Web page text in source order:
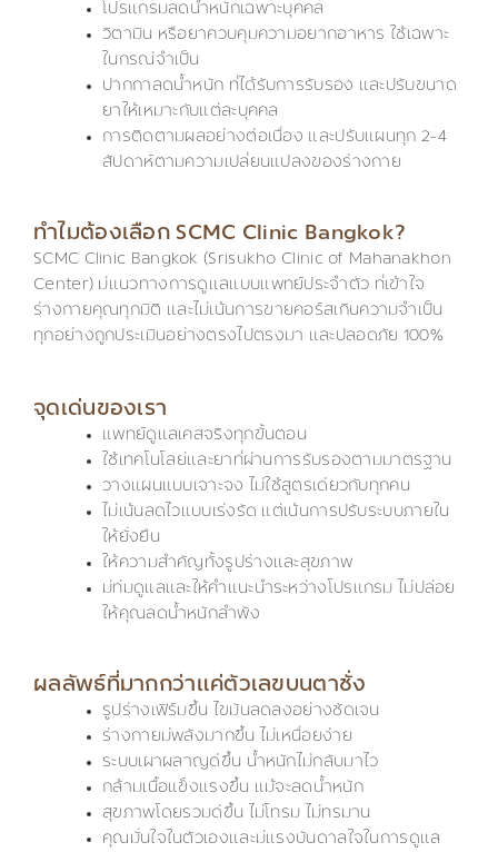
โปรแกรมลดน้ำหนักเฉพาะบุคคล
วิตามิน หรือยาควบคุมความอยากอาหาร ใช้เฉพาะ
ในกรณีจำเป็น
ปากกาลดน้ำหนัก ที่ได้รับการรับรอง และปรับขนาด
ยาให้เหมาะกับแต่ละบุคคล
การติดตามผลอย่างต่อเนื่อง และปรับแผนทุก 2-4
สัปดาห์ตามความเปลี่ยนแปลงของร่างกาย
ทำไมต้องเลือก SCMC Clinic Bangkok?
SCMC Clinic Bangkok (Srisukho Clinic of Mahanakhon
Center) มีแนวทางการดูแลแบบแพทย์ประจำตัว ที่เข้าใจ
ร่างกายคุณทุกมิติ และไม่เน้นการขายคอร์สเกินความจำเป็น
ทุกอย่างถูกประเมินอย่างตรงไปตรงมา และปลอดภัย 100%
จุดเด่นของเรา
แพทย์ดูแลเคสจริงทุกขั้นตอน
ใช้เทคโนโลยีและยาที่ผ่านการรับรองตามมาตรฐาน
วางแผนแบบเจาะจง ไม่ใช้สูตรเดียวกับทุกคน
ไม่เน้นลดไวแบบเร่งรัด แต่เน้นการปรับระบบภายใน
ให้ยั่งยืน
ให้ความสำคัญทั้งรูปร่างและสุขภาพ
มีทีมดูแลและให้คำแนะนำระหว่างโปรแกรม ไม่ปล่อย
ให้คุณลดน้ำหนักลำพัง
ผลลัพธ์ที่มากกว่าแค่ตัวเลขบนตาชั่ง
รูปร่างเฟิร์มขึ้น ไขมันลดลงอย่างชัดเจน
ร่างกายมีพลังมากขึ้น ไม่เหนื่อยง่าย
ระบบเผาผลาญดีขึ้น น้ำหนักไม่กลับมาไว
กล้ามเนื้อแข็งแรงขึ้น แม้จะลดน้ำหนัก
สุขภาพโดยรวมดีขึ้น ไม่โทรม ไม่ทรมาน
คุณมั่นใจในตัวเองและมีแรงบันดาลใจในการดูแล